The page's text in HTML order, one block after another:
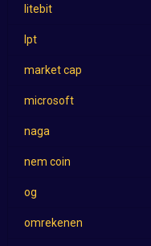
litebit
lpt
market cap
microsoft
naga
nem coin
og
omrekenen